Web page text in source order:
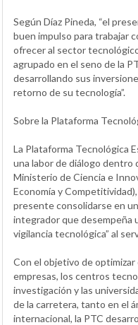
Según Díaz Pineda, “el
buen impulso para trabajar
ofrecer al sector
agrupado en el seno de la
desarrollando sus
retorno de su tecnología”.
Sobre la Plataforma
La Plataforma Tecnológica
una labor de diálogo dentro
Ministerio de Ciencia e
Economía y
presente consolidarse en
integrador que desempeña
vigilancia tecnológica” al
Con el objetivo de
empresas, los centros
investigación y las
de la carretera, tanto en el
internacional, la PTC